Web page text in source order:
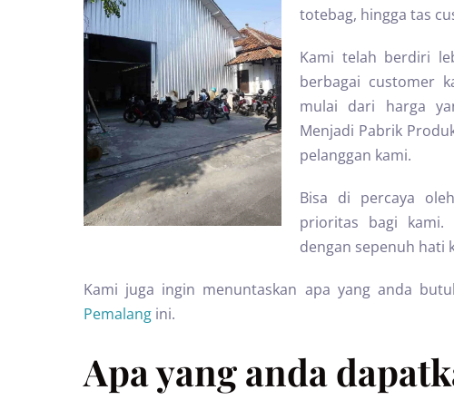
totebag, hingga tas
Kami telah berdiri
berbagai customer
mulai dari harga
Menjadi Pabrik
pelanggan kami.
Bisa di percaya
prioritas bagi kami.
dengan sepenuh hati
Kami juga ingin menuntaskan apa yang anda
Pemalang ini.
Apa yang anda